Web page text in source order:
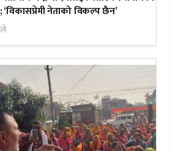
‘विकासप्रेमी नेताको विकल्प छैन’